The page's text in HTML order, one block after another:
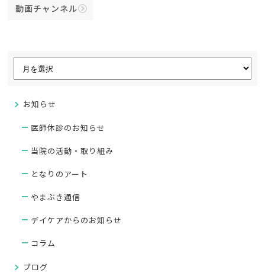
動画チャンネル
お知らせ
医師休診のお知らせ
当院の活動・取り組み
となりのアート
やまぶき通信
デイケアからのお知らせ
コラム
ブログ